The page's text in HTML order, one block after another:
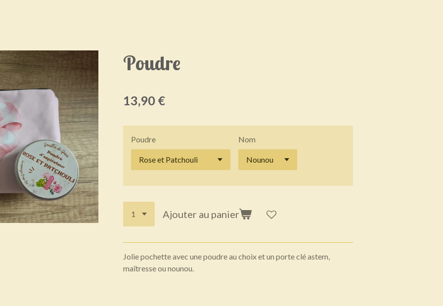
Poudre
13,90 €
Poudre Nom
Ajouter au panier
Jolie pochette avec une poudre au choix et un porte clé astem,
maîtresse ou nounou.